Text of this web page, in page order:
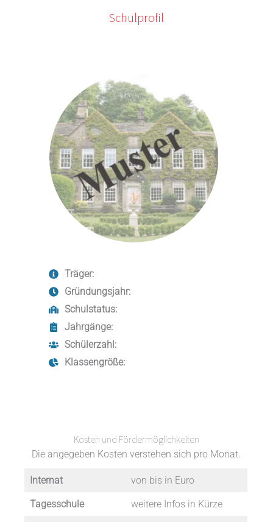
Schulprofil
Träger:
Gründungsjahr:
Schulstatus:
Jahrgänge:
Schülerzahl:
Klassengröße:
Kosten und Fördermöglichkeiten
Die angegeben Kosten verstehen sich pro Monat.
Internat von bis in Euro
Tagesschule weitere Infos in Kürze